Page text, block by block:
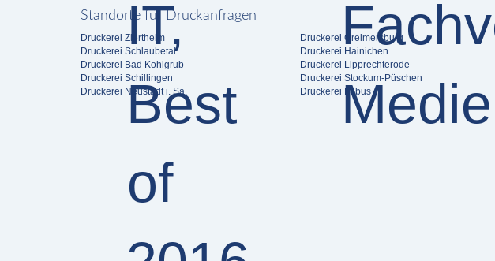
Standorte für Druckanfragen
Druckerei Ziertheim
Druckerei Schlaubetal
Druckerei Bad Kohlgrub
Druckerei Schillingen
Druckerei Neustadt i. Sa.
Druckerei Greimersburg
Druckerei Hainichen
Druckerei Lipprechterode
Druckerei Stockum-Püschen
Druckerei Lebus